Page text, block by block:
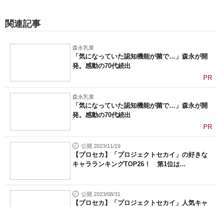
関連記事
森永乳業
「気になっていた認知機能が菌で…」森永が開
発。感動の70代続出
PR
森永乳業
「気になっていた認知機能が菌で…」森永が開
発。感動の70代続出
PR
公開 2023/11/19
【プロセカ】「プロジェクトセカイ」の好きな
キャラランキングTOP26！ 第1位は...
公開 2023/08/31
【プロセカ】「プロジェクトセカイ」人気キャ